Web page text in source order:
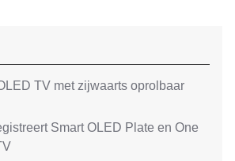
TV met zijwaarts oprolbaar
Smart OLED Plate en One